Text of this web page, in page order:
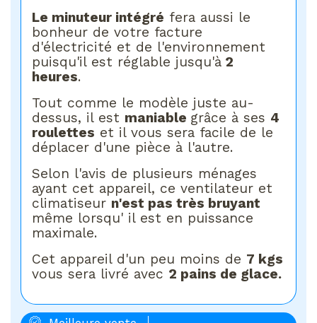
Le minuteur intégré fera aussi le
bonheur de votre facture
d'électricité et de l'environnement
puisqu'il est réglable jusqu'à 2
heures.
Tout comme le modèle juste au-
dessus, il est maniable grâce à ses 4
roulettes et il vous sera facile de le
déplacer d'une pièce à l'autre.
Selon l'avis de plusieurs ménages
ayant cet appareil, ce ventilateur et
climatiseur n'est pas très bruyant
même lorsqu' il est en puissance
maximale.
Cet appareil d'un peu moins de 7 kgs
vous sera livré avec 2 pains de glace.